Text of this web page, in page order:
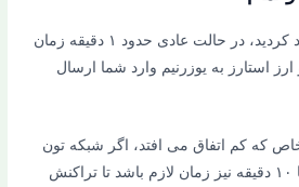
پس از آنکه تراکنش را تایید کردید، در حالت عادی حدود ۱ دقیقه زمان
ارز استارز به یوزرنیم وارد شما ارسال
که کم اتفاق می افتد، اگر شبکه تون
شلوغ باشد، ممکن است تا ۱۰ دقیقه نیز زمان لازم باشد تا تراکنش